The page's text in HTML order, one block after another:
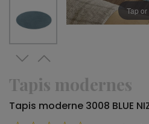
Tap
Tapis modernes
Tapis moderne 3008 BLUE